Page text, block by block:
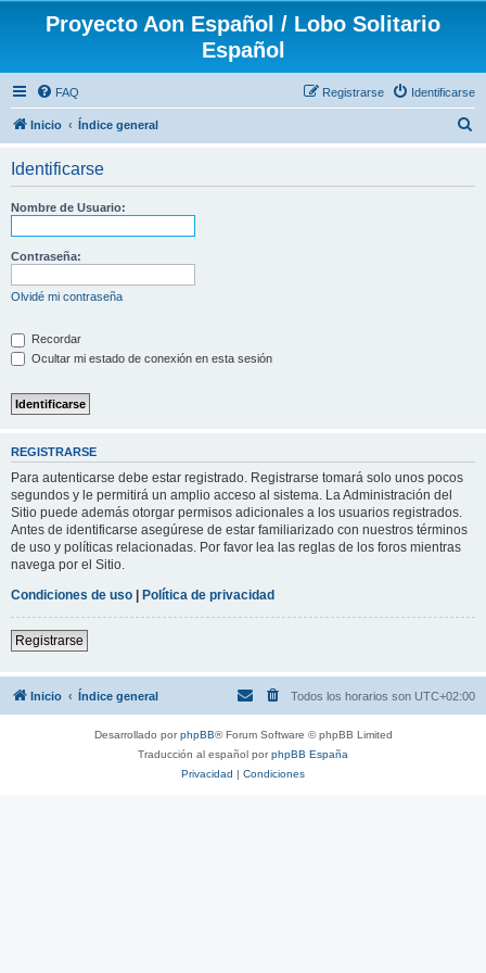
Proyecto Aon Español / Lobo Solitario
Español
FAQ Identificarse
Registrarse
Inicio Índice general
Identificarse
Nombre de Usuario:
Contraseña:
Olvidé mi contraseña
Recordar
Ocultar mi estado de conexión en esta sesión
REGISTRARSE
Para autenticarse debe estar registrado. Registrarse tomará solo unos pocos
segundos y le permitirá un amplio acceso al sistema. La Administración del
Sitio puede además otorgar permisos adicionales a los usuarios registrados.
Antes de identificarse asegúrese de estar familiarizado con nuestros términos
de uso y políticas relacionadas. Por favor lea las reglas de los foros mientras
navega por el Sitio.
Condiciones de uso | Política de privacidad
Registrarse
Inicio Índice general Todos los horarios son UTC+02:00
Desarrollado porphpBB® Forum Software © phpBB Limited
Traducción al español porphpBB España
Privacidad | Condiciones